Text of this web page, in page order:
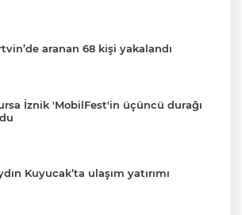
aranan 68 kişi yakalandı
İznik 'MobilFest'in üçüncü durağı
Kuyucak’ta ulaşım yatırımı